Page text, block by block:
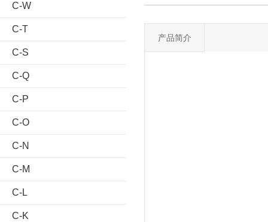
C-W
C-T
C-S
C-Q
C-P
C-O
C-N
C-M
C-L
C-K
产品简介